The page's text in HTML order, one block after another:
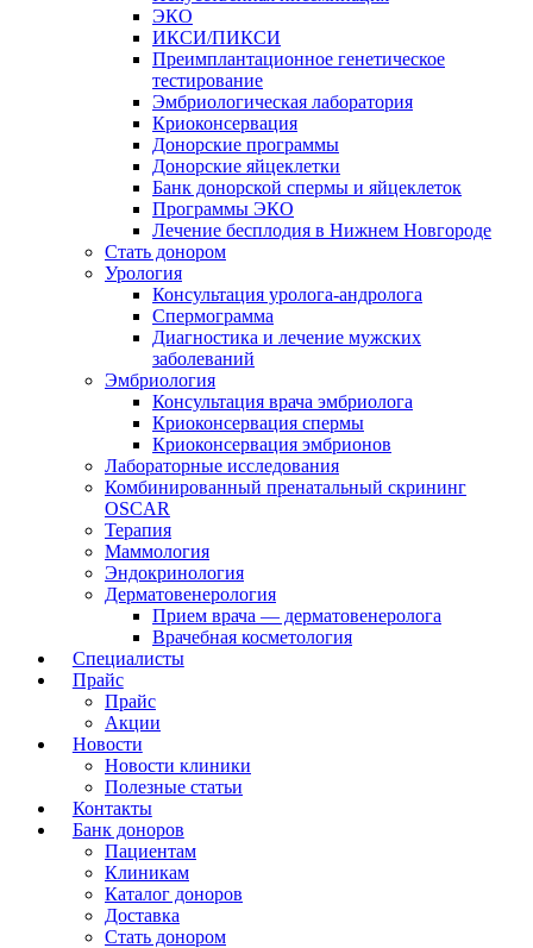
ЭКО
ИКСИ/ПИКСИ
Преимплантационное генетическое
тестирование
Эмбриологическая лаборатория
Криоконсервация
Донорские программы
Донорские яйцеклетки
Банк донорской спермы и яйцеклеток
Программы ЭКО
Лечение бесплодия в Нижнем Новгороде
Стать донором
Урология
Консультация уролога-андролога
Спермограмма
Диагностика и лечение мужских
заболеваний
Эмбриология
Консультация врача эмбриолога
Криоконсервация спермы
Криоконсервация эмбрионов
Лабораторные исследования
Комбинированный пренатальный скрининг
OSCAR
Терапия
Маммология
Эндокринология
Дерматовенерология
Прием врача — дерматовенеролога
Врачебная косметология
Специалисты
Прайс
Прайс
Акции
Новости
Новости клиники
Полезные статьи
Контакты
Банк доноров
Пациентам
Клиникам
Каталог доноров
Доставка
Стать донором